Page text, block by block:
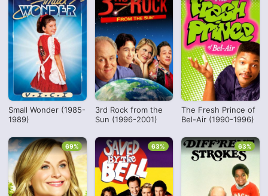
Small Wonder (1985-
1989)
3rd Rock from the
Sun (1996-2001)
The Fresh Prince of
Bel-Air (1990-1996)
69% 63% 63%